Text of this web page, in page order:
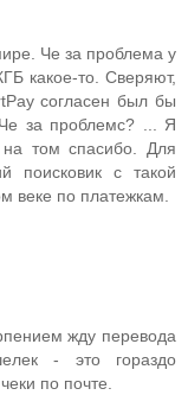
Че за проблема у
какое-то. Сверяют,
согласен был бы
за проблемс? ... Я
на том спасибо. Для
поисковик с такой
веке по платежкам.
жду перевода
- это гораздо
по почте.